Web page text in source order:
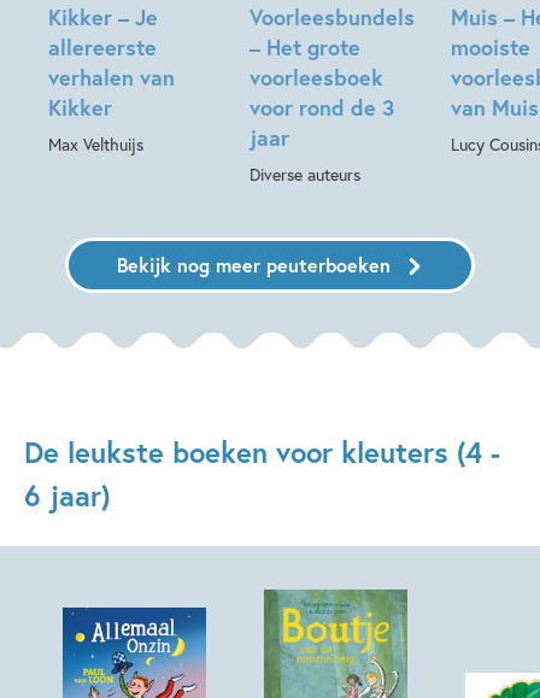
Kikker – Je
allereerste
verhalen van
Kikker
Max Velthuijs
Voorleesbundels
– Het grote
voorleesboek
voor rond de 3
jaar
Diverse auteurs
Muis –
mooiste
van Muis
Lucy
Bekijk nog meer peuterboeken
De leukste boeken voor kleuters (4 -
6 jaar)